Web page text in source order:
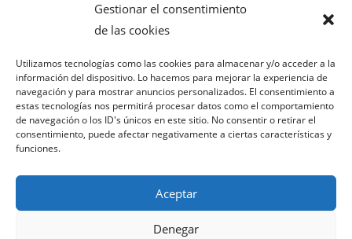
Gestionar el consentimiento
de las cookies
Utilizamos tecnologías como las cookies para almacenar y/o acceder a la
información del dispositivo. Lo hacemos para mejorar la experiencia de
navegación y para mostrar anuncios personalizados. El consentimiento a
estas tecnologías nos permitirá procesar datos como el comportamiento
de navegación o los ID's únicos en este sitio. No consentir o retirar el
consentimiento, puede afectar negativamente a ciertas características y
funciones.
Aceptar
Denegar
¿Cuánto tarda en verse resultados con el SEO local?
¿Necesito un sitio web para hacer SEO local?
¿Es compatible con campañas de Google Ads?
¿Puedo contratar solo Google My Business?